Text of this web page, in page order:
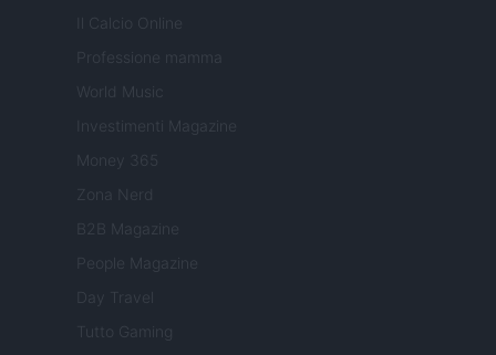
Il Calcio Online
Professione mamma
World Music
Investimenti Magazine
Money 365
Zona Nerd
B2B Magazine
People Magazine
Day Travel
Tutto Gaming